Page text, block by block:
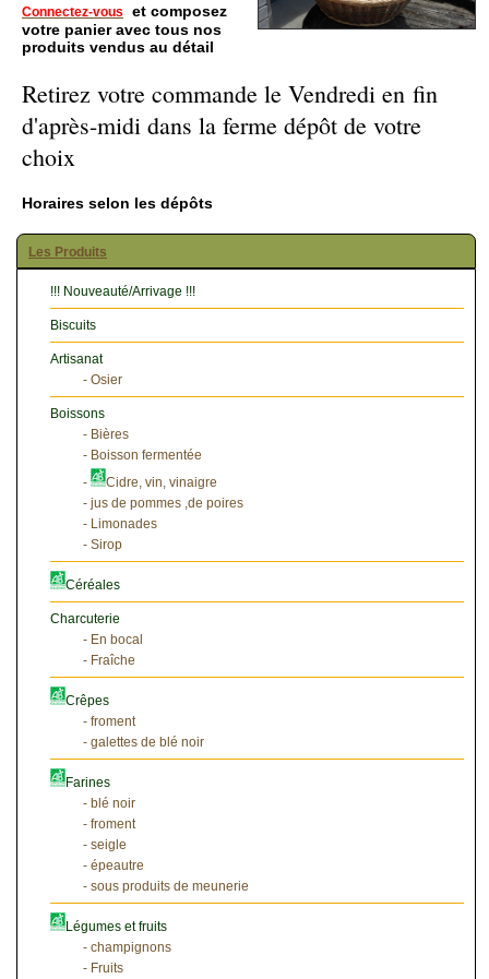
Connectez-vous et composez
votre panier avec tous nos
produits vendus au détail
Retirez votre commande le Vendredi en fin
d'après-midi dans la ferme dépôt de votre
choix
Horaires selon les dépôts
Les Produits
!!! Nouveauté/Arrivage !!!
Biscuits
Artisanat
- Osier
Boissons
- Bières
- Boisson fermentée
-
Cidre, vin, vinaigre
- jus de pommes ,de poires
- Limonades
- Sirop
Céréales
Charcuterie
- En bocal
- Fraîche
Crêpes
- froment
- galettes de blé noir
Farines
- blé noir
- froment
- seigle
- épeautre
- sous produits de meunerie
Légumes et fruits
- champignons
- Fruits